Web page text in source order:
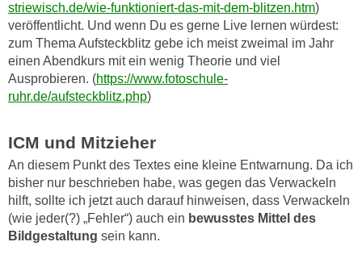
striewisch.de/wie-funktioniert-das-mit-dem-blitzen.htm)
veröffentlicht. Und wenn Du es gerne Live lernen würdest:
zum Thema Aufsteckblitz gebe ich meist zweimal im Jahr
einen Abendkurs mit ein wenig Theorie und viel
Ausprobieren. (https://www.fotoschule-
ruhr.de/aufsteckblitz.php)
ICM und Mitzieher
An diesem Punkt des Textes eine kleine Entwarnung. Da ich
bisher nur beschrieben habe, was gegen das Verwackeln
hilft, sollte ich jetzt auch darauf hinweisen, dass Verwackeln
(wie jeder(?) „Fehler“) auch ein bewusstes Mittel des
Bildgestaltung sein kann.